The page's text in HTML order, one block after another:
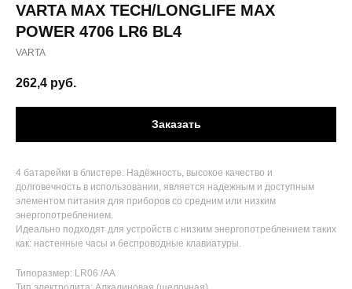
VARTA MAX TECH/LONGLIFE MAX
POWER 4706 LR6 BL4
VARTA
262,4 руб.
Заказать
4 батарейки в блистере. Надёжность, высокое качество и
долговечность в использовании, является надежным и доступным
элементом питания для приборов со средним или низким
энергопотреблением.
Идеально подходят для устройств с низким энергопотреблением таких
как: настенные часы и беспроводные клавиатуры.
Типоразмер: LR06 /AA